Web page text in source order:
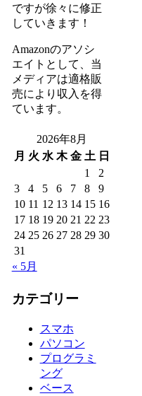
ですが徐々に修正
していきます！
Amazonのアソシ
エイトとして、当
メディアは適格販
売により収入を得
ています。
2026年8月
月 火 水 木 金 土 日
1
2
3
4 5 6 7 8
9
10 11 12 13 14 15 16
17 18 19 20 21 22 23
24 25 26 27 28 29 30
31
« 5月
カテゴリー
スマホ
パソコン
プログラミ
ング
ベース